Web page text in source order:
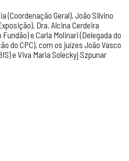
(Coordenação Geral), João Silvino
Dra. Alcina Cerdeira
e Carla Molinari (Delegada do
do CPC), com os juízes João Vasco
e Viva Maria Soleckyj Szpunar